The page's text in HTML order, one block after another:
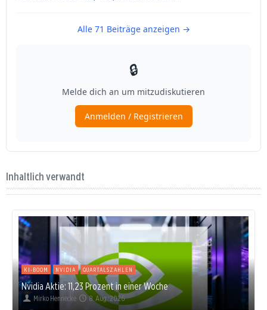
Inhaltlich verwandt
KI-BOOM NVIDIA QUARTALSZAHLEN
Nvidia Aktie: 11,23 Prozent in einer Woche
Mirko Hennecke 8. Aug. 2026